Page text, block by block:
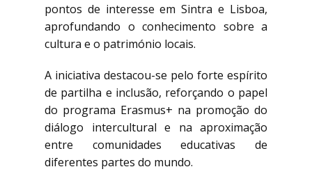
pontos de interesse em Sintra e Lisboa,
aprofundando o conhecimento sobre a
cultura e o património locais.
A iniciativa destacou-se pelo forte espírito
de partilha e inclusão, reforçando o papel
do programa Erasmus+ na promoção do
diálogo intercultural e na aproximação
entre comunidades educativas de
diferentes partes do mundo.